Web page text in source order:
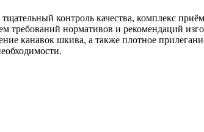
контроль качества, комплекс
требований нормативов и рекомендаций
канавок шкива, а также плотное